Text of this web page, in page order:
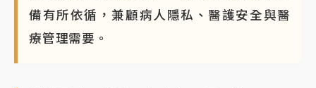
備有所依循，兼顧病人隱私、醫護安全與醫
療管理需要。